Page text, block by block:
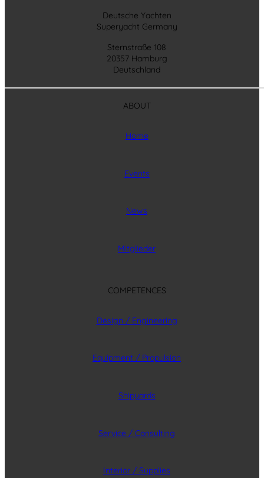
Deutsche Yachten
Superyacht Germany
Sternstraße 108
20357 Hamburg
Deutschland
ABOUT
Home
Events
News
Mitglieder
COMPETENCES
Design / Engineering
Equipment / Propulsion
Shipyards
Service / Consulting
Interior / Supplies